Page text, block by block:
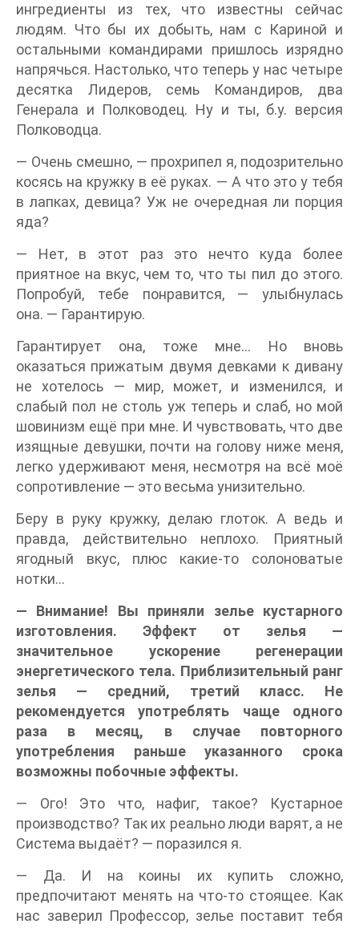
ингредиенты из тех, что известны сейчас
людям. Что бы их добыть, нам с Кариной и
остальными командирами пришлось изрядно
напрячься. Настолько, что теперь у нас четыре
десятка Лидеров, семь Командиров, два
Генерала и Полководец. Ну и ты, б.у. версия
Полководца.
— Очень смешно, — прохрипел я, подозрительно
косясь на кружку в её руках. — А что это у тебя
в лапках, девица? Уж не очередная ли порция
яда?
— Нет, в этот раз это нечто куда более
приятное на вкус, чем то, что ты пил до этого.
Попробуй, тебе понравится, — улыбнулась
она. — Гарантирую.
Гарантирует она, тоже мне… Но вновь
оказаться прижатым двумя девками к дивану
не хотелось — мир, может, и изменился, и
слабый пол не столь уж теперь и слаб, но мой
шовинизм ещё при мне. И чувствовать, что две
изящные девушки, почти на голову ниже меня,
легко удерживают меня, несмотря на всё моё
сопротивление — это весьма унизительно.
Беру в руку кружку, делаю глоток. А ведь и
правда, действительно неплохо. Приятный
ягодный вкус, плюс какие-то солоноватые
нотки…
— Внимание! Вы приняли зелье кустарного
изготовления. Эффект от зелья —
значительное ускорение регенерации
энергетического тела. Приблизительный ранг
зелья — средний, третий класс. Не
рекомендуется употреблять чаще одного
раза в месяц, в случае повторного
употребления раньше указанного срока
возможны побочные эффекты.
— Ого! Это что, нафиг, такое? Кустарное
производство? Так их реально люди варят, а не
Система выдаёт? — поразился я.
— Да. И на коины их купить сложно,
предпочитают менять на что-то стоящее. Как
нас заверил Профессор, зелье поставит тебя